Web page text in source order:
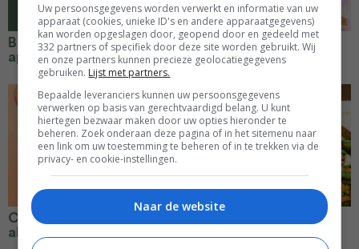
Broodpudding met
appel en rozijnen
Marmercake met
chocolade & tahin
Couscous met
abrikozen & amandelen
Uw persoonsgegevens worden verwerkt en informatie van uw
apparaat (cookies, unieke ID's en andere apparaatgegevens)
kan worden opgeslagen door, geopend door en gedeeld met
332 partners of specifiek door deze site worden gebruikt. Wij
en onze partners kunnen precieze geolocatiegegevens
gebruiken. Lijst met partners.
Bepaalde leveranciers kunnen uw persoonsgegevens
verwerken op basis van gerechtvaardigd belang. U kunt
hiertegen bezwaar maken door uw opties hieronder te
beheren. Zoek onderaan deze pagina of in het sitemenu naar
een link om uw toestemming te beheren of in te trekken via de
privacy- en cookie-instellingen.
Naar de website